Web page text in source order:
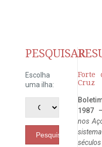
PESQUISAR
Escolha
uma ilha:
Pesquisar
Forte
Cruz
1987
nos